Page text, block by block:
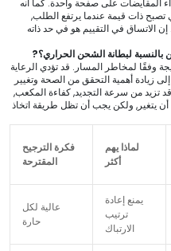
تصبح ذات قيمة عندما يرتفع الطلب,
الاتساق في التقييم هو في حد ذاته
بالنسبة لبطانة الشحن الحراري؟?
من 1 ل 5 ووزن النتيجة وفقًا لمخاطر المسار. قد تؤدي الرعاية
زيادة أهمية التحقق من الصحة وتغيير
تزيد من سرعة التجديد, كفاءة المكعب,
أن يتغير, ولكن يجب أن تظل طريقة اتخاذ
لماذا يهم
أكثر
فكرة الترجيح
المقترحة
يمنع إعادة
ترتيب
الارتباك
عالية لكل
حارة